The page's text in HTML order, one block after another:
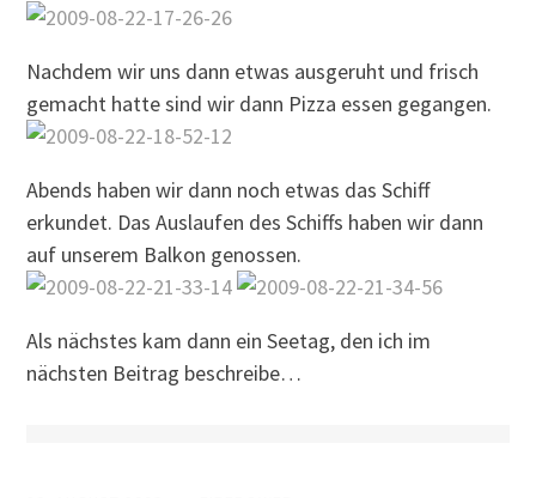
Nachdem wir uns dann etwas ausgeruht und frisch
gemacht hatte sind wir dann Pizza essen gegangen.
Abends haben wir dann noch etwas das Schiff
erkundet. Das Auslaufen des Schiffs haben wir dann
auf unserem Balkon genossen.
Als nächstes kam dann ein Seetag, den ich im
nächsten Beitrag beschreibe…